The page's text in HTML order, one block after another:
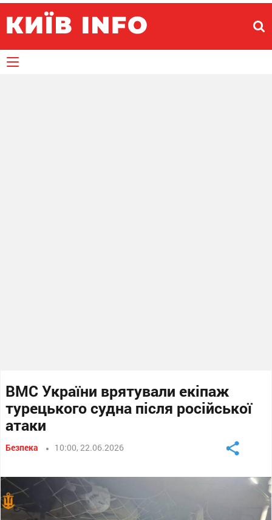
ВМС України врятували екіпаж
турецького судна після російської
атаки
Безпека 10:00, 22.06.2026